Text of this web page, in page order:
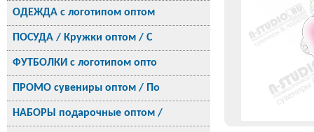
ОДЕЖДА с логотипом оптом
ПОСУДА / Кружки оптом / С
ФУТБОЛКИ с логотипом опто
ПРОМО сувениры оптом / По
НАБОРЫ подарочные оптом /